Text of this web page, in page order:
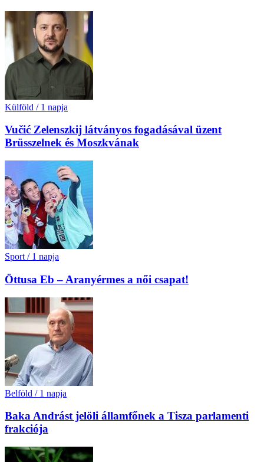
Külföld / 1 napja
Vučić Zelenszkij látványos fogadásával üzent
Brüsszelnek és Moszkvának
Sport / 1 napja
Öttusa Eb – Aranyérmes a női csapat!
Belföld / 1 napja
Baka Andrást jelöli államfőnek a Tisza parlamenti
frakciója